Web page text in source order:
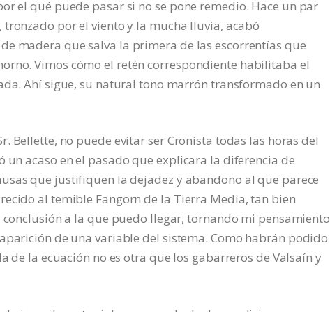
el qué puede pasar si no se pone remedio. Hace un par
por el viento y la mucha lluvia, acabó
madera que salva la primera de las escorrentías que
Vimos cómo el retén correspondiente habilitaba el
Ahí sigue, su natural tono marrón transformado en un
Bellette, no puede evitar ser Cronista todas las horas del
acaso en el pasado que explicara la diferencia de
que justifiquen la dejadez y abandono al que parece
al temible Fangorn de la Tierra Media, tan bien
a la que puedo llegar, tornando mi pensamiento
de una variable del sistema. Como habrán podido
la ecuación no es otra que los gabarreros de Valsaín y